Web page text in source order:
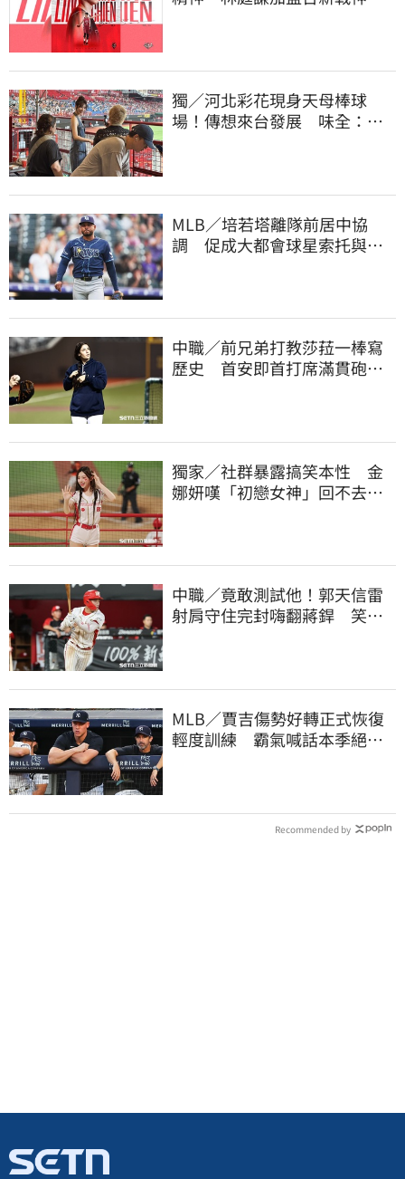
獨／河北彩花現身天母棒球
場！傳想來台發展 味全：歡
MLB／培若塔離隊前居中協
調 促成大都會球星索托與林
中職／前兄弟打教莎菈一棒寫
歷史 首安即首打席滿貫砲！
獨家／社群暴露搞笑本性 金
娜妍嘆「初戀女神」回不去！
中職／竟敢測試他！郭天信雷
射肩守住完封嗨翻蔣銲 笑談
MLB／賈吉傷勢好轉正式恢復
輕度訓練 霸氣喊話本季絕對
Recommended by